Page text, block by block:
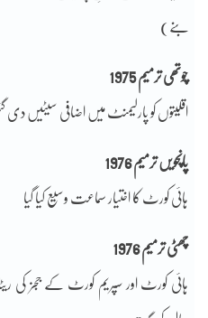
بنے)
چوتھی ترمیم 1975
اقلیتوں کو پارلیمنٹ میں اضافی سیٹیں دی
پانچویں ترمیم 1976
ہائی کورٹ کا اختیار سماعت وسیع کیا گیا
چھٹی ترمیم 1976